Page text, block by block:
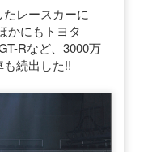
レースカーに
かにもトヨタ
Rなど、3000万
続出した!!